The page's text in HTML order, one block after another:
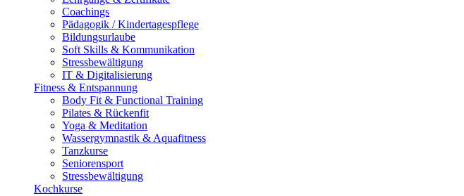
Coachings
Pädagogik / Kindertagespflege
Bildungsurlaube
Soft Skills & Kommunikation
Stressbewältigung
IT & Digitalisierung
Fitness & Entspannung
Body Fit & Functional Training
Pilates & Rückenfit
Yoga & Meditation
Wassergymnastik & Aquafitness
Tanzkurse
Seniorensport
Stressbewältigung
Kochkurse